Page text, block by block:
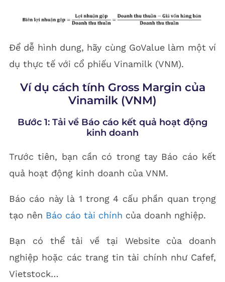
Để dễ hình dung, hãy cùng GoValue làm một ví
dụ thực tế với cổ phiếu Vinamilk (VNM).
Ví dụ cách tính Gross Margin của
Vinamilk (VNM)
Bước 1: Tải về Báo cáo kết quả hoạt động
kinh doanh
Trước tiên, bạn cần có trong tay Báo cáo kết
quả hoạt động kinh doanh của VNM.
Báo cáo này là 1 trong 4 cấu phần quan trọng
tạo nên Báo cáo tài chính của doanh nghiệp.
Bạn có thể tải về tại Website của doanh
nghiệp hoặc các trang tin tài chính như Cafef,
Vietstock…